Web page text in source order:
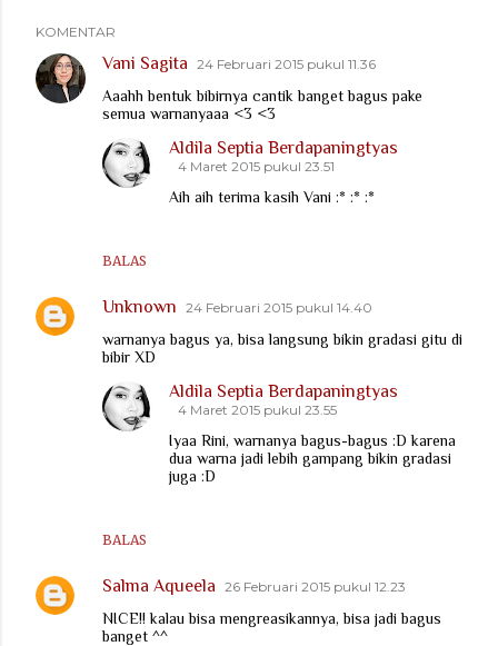
KOMENTAR
Vani Sagita 24 Februari 2015 pukul 11.36
Aaahh bentuk bibirnya cantik banget bagus pake
semua warnanyaaa <3 <3
BALAS
Aldila Septia Berdapaningtyas
4 Maret 2015 pukul 23.51
Aih aih terima kasih Vani :* :* :*
Unknown 24 Februari 2015 pukul 14.40
warnanya bagus ya, bisa langsung bikin gradasi gitu di
bibir XD
BALAS
Aldila Septia Berdapaningtyas
4 Maret 2015 pukul 23.55
Iyaa Rini, warnanya bagus-bagus :D karena
dua warna jadi lebih gampang bikin gradasi
juga :D
Salma Aqueela 26 Februari 2015 pukul 12.23
NICE!! kalau bisa mengreasikannya, bisa jadi bagus
banget ^^